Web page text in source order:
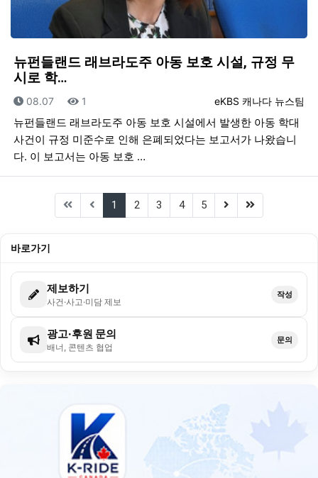
뉴펀들랜드 래브라도주 아동 보호 시설, 규정 무
시로 학…
등록자
eKBS 캐나다 뉴스팀
등록일
08.07 조회
1
뉴펀들랜드 래브라도주 아동 보호 시설에서 발생한 아동 학대
사건이 규정 미준수로 인해 은폐되었다는 보고서가 나왔습니
다. 이 보고서는 아동 보호 …
1 (current)
2 3 4 5 (next)(last)
바로가기
제보하기
사건·사고·미담 제보
작성
광고·후원 문의
배너, 콘텐츠 협업
문의